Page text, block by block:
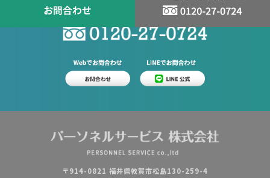
スタッフ登録はお問い合わせから
〒914-0821 福井県敦賀市松島130-259-4